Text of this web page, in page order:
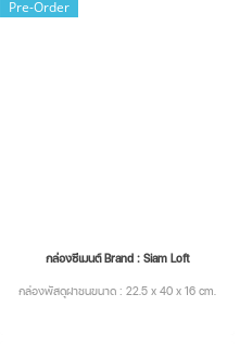
Pre-Order
กล่องซีเมนต์ Brand : Siam Loft
กล่องพัสดุฝาชนขนาด : 22.5 x 40 x 16 cm.